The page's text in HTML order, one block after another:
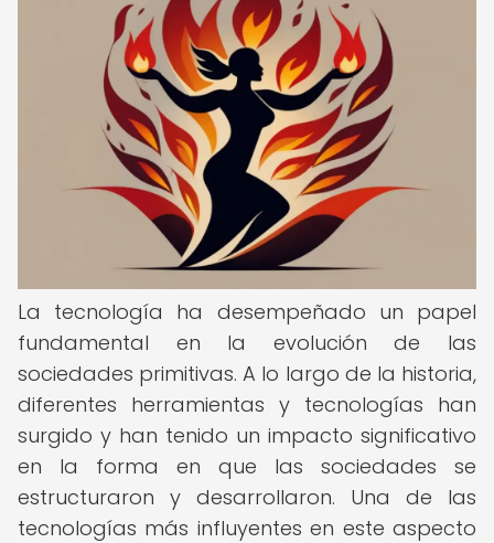
La tecnología ha desempeñado un papel
fundamental en la evolución de las
sociedades primitivas. A lo largo de la historia,
diferentes herramientas y tecnologías han
surgido y han tenido un impacto significativo
en la forma en que las sociedades se
estructuraron y desarrollaron. Una de las
tecnologías más influyentes en este aspecto